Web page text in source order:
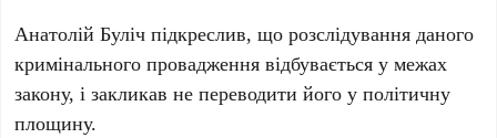
Анатолій Буліч підкреслив, що розслідування даного
кримінального провадження відбувається у межах
закону, і закликав не переводити його у політичну
площину.